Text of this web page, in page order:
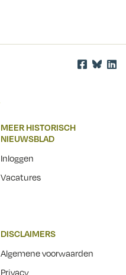
MEER HISTORISCH
NIEUWSBLAD
Inloggen
Vacatures
DISCLAIMERS
Algemene voorwaarden
Privacy